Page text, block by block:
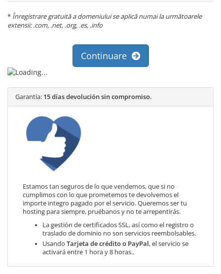
* Înregistrare gratuită a domeniului se aplică numai la următoarele
extensii: .com, .net, .org, .es, .info
Continuare
Garantía: 15 días devolución sin compromiso.
Estamos tan seguros de lo que vendemos, que si no
cumplimos con lo que prometemos te devolvemos el
importe integro pagado por el servicio. Queremos ser tu
hosting para siempre, pruébanos y no te arrepentirás.
La gestión de certificados SSL, así como el registro o
traslado de dominio no son servicios reembolsables.
Usando Tarjeta de crédito o PayPal, el servicio se
activará entre 1 hora y 8 horas..